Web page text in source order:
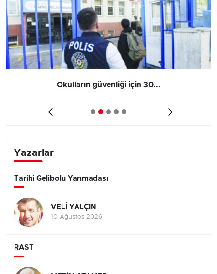
Okulların güvenliği için 30...
Yazarlar
Tarihi Gelibolu Yarımadası
VELİ YALÇIN
10 Ağustos 2026
RAST